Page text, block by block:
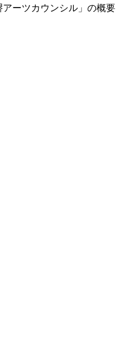
ーツカウンシル」の概要